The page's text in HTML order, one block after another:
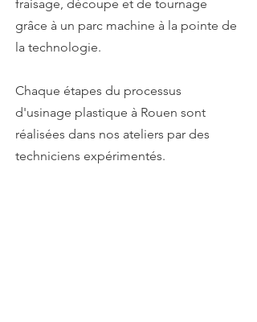
fraisage, découpe et de tournage
grâce à un parc machine à la pointe de
la technologie.
Chaque étapes du processus
d'usinage plastique à Rouen sont
réalisées dans nos ateliers par des
techniciens expérimentés.